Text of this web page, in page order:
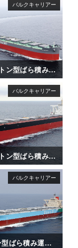
18万2千トン型ばら積み運搬船「ALICE OLDENDORFF」
18万2千トン型ばら積み運搬船「OCEAN ASIA」
10万トン型ばら積み運搬船「ENERGIA AZALEA」